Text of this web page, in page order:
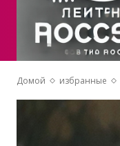
Домой избранные